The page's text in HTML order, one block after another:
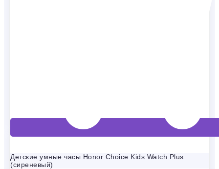
Детские умные часы Honor Choice Kids Watch Plus
(сиреневый)